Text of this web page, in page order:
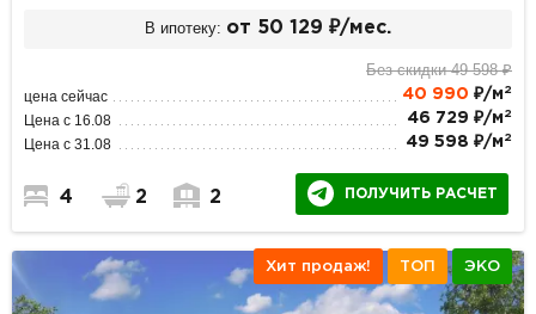
В ипотеку: от 50 129 ₽/мес.
Без скидки 49 598 ₽
цена сейчас 40 990 ₽/м 2
Цена с 16.08 46 729 ₽/м 2
Цена с 31.08 49 598 ₽/м 2
4 2 2 ПОЛУЧИТЬ РАСЧЕТ
Хит продаж! ТОП ЭКО